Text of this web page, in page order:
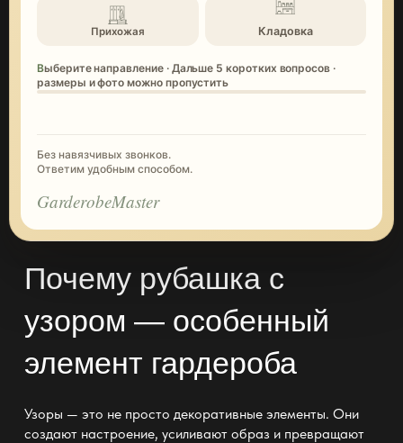
Прихожая Кладовка
Выберите направление · Дальше 5 коротких вопросов ·
размеры и фото можно пропустить
Без навязчивых звонков.
Ответим удобным способом.
GarderobeMaster
Почему рубашка с
узором — особенный
элемент гардероба
Узоры — это не просто декоративные элементы. Они
создают настроение, усиливают образ и превращают